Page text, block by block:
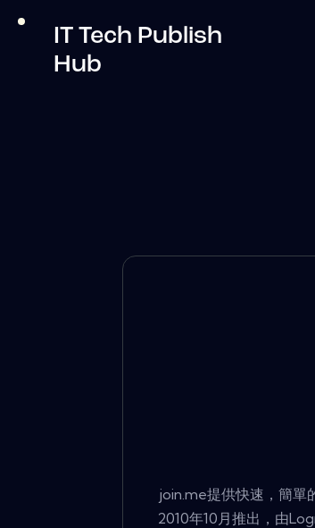
IT Tech Publish
Hub
join.me提供快速，簡單
2010年10月推出，由